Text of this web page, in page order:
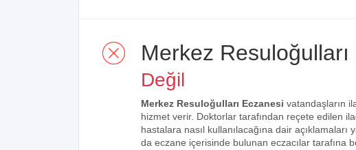
Merkez
Değil
Merkez Resuloğulları Eczanesi vatandaşların
hizmet verir. Doktorlar tarafından reçete edilen
hastalara nasıl kullanılacağına dair açıklamaları
da eczane içerisinde bulunan eczacılar tarafına